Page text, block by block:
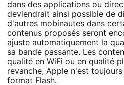
dans des applications ou
deviendrait ainsi possible de
d'autres mobinautes dans
contenus proposés seront
ajuste automatiquement la
sa bande passante. Les
qualité en WiFi ou en qualité
revanche, Apple n'est
format Flash.